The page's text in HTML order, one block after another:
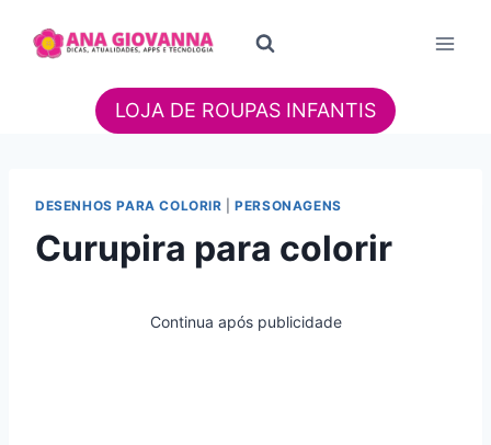
para
LOJA DE ROUPAS INFANTIS
DESENHOS PARA COLORIR |PERSONAGENS
Curupira para colorir
Continua após publicidade